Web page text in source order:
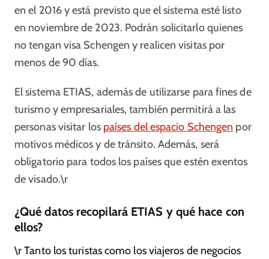
en el 2016 y está previsto que el sistema esté listo
en noviembre de 2023. Podrán solicitarlo quienes
no tengan visa Schengen y realicen visitas por
menos de 90 días.
El sistema ETIAS, además de utilizarse para fines de
turismo y empresariales, también permitirá a las
personas visitar los países del espacio Schengen por
motivos médicos y de tránsito. Además, será
obligatorio para todos los países que estén exentos
de visado.\r
¿Qué datos recopilará ETIAS y qué hace con
ellos?
\r Tanto los turistas como los viajeros de negocios